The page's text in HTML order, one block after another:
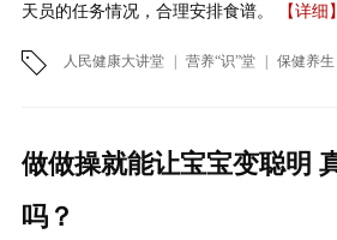
天员的任务情况，合理安排食谱。
【详细】
人民健康大讲堂 | 营养“识”堂 | 保健养生
做做操就能让宝宝变聪明
吗？